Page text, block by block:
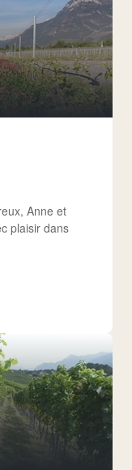
Anne et
plaisir dans